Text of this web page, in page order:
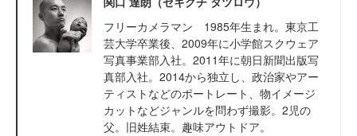
フリーカメラマン 1985年生まれ。東京工
芸大学卒業後、2009年に小学館スクウェア
写真事業部入社。2011年に朝日新聞出版写
真部入社。2014から独立し、政治家やアー
ティストなどのポートレート、物イメージ
カットなどジャンルを問わず撮影。2児の
父。旧姓結束。趣味アウトドア。